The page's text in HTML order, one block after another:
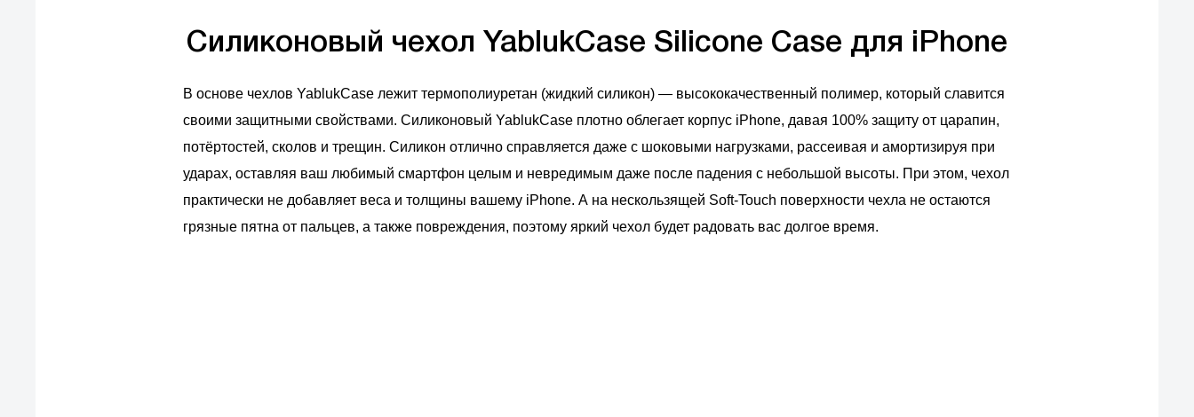
Силиконовый чехол YablukCase Silicone Case для iPhone
В основе чехлов YablukCase лежит термополиуретан (жидкий силикон) — высококачественный полимер, который славится
своими защитными свойствами. Силиконовый YablukCase плотно облегает корпус iPhone, давая 100% защиту от царапин,
потёртостей, сколов и трещин. Силикон отлично справляется даже с шоковыми нагрузками, рассеивая и амортизируя при
ударах, оставляя ваш любимый смартфон целым и невредимым даже после падения с небольшой высоты. При этом, чехол
практически не добавляет веса и толщины вашему iPhone. А на нескользящей Soft-Touch поверхности чехла не остаются
грязные пятна от пальцев, а также повреждения, поэтому яркий чехол будет радовать вас долгое время.